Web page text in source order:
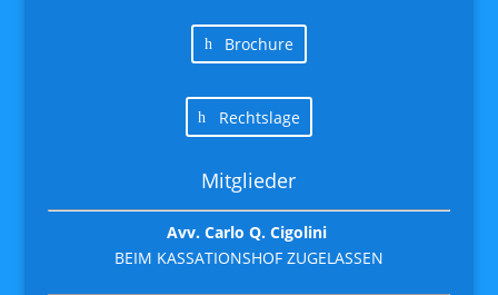
Brochure
Rechtslage
Mitglieder
Avv. Carlo Q. Cigolini
BEIM KASSATIONSHOF ZUGELASSEN